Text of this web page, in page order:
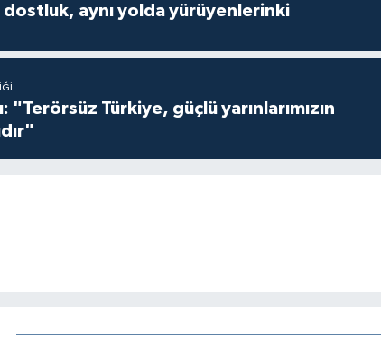
dostluk, aynı yolda yürüyenlerinki
"Terörsüz Türkiye, güçlü yarınlarımızın